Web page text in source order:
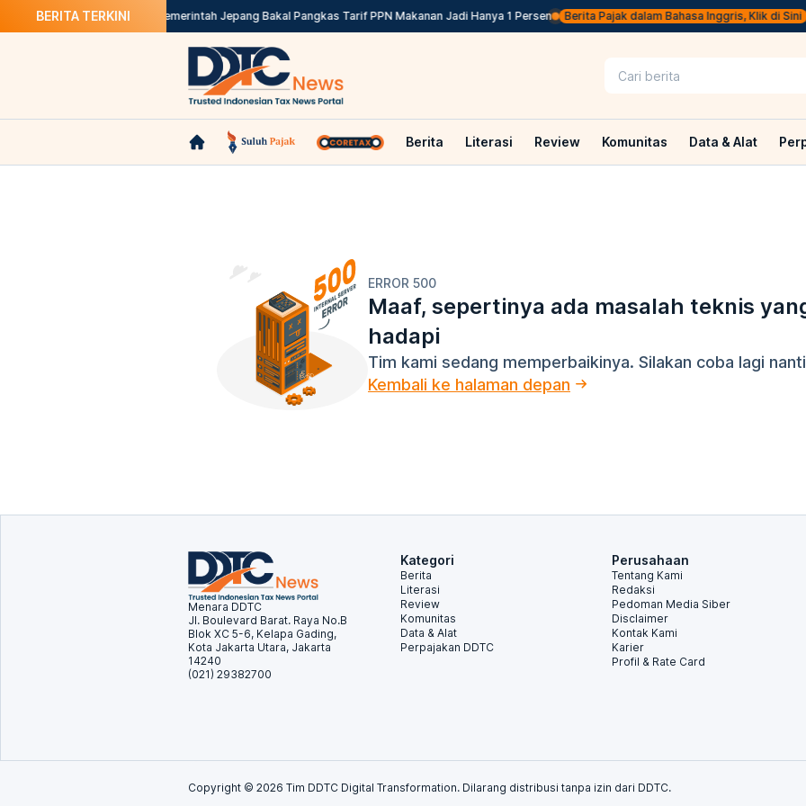
BERITA TERKINI
Pemungut PPh 22 Pemerintah Jepang Bakal Pangkas Tarif PPN Makanan Jadi Hanya 1 Persen Berita Pajak dalam Bahasa Inggris, Klik di Sini
Berita Literasi Review Komunitas Data & Alat
ERROR 500
Maaf, sepertinya ada masalah teknis
hadapi
Tim kami sedang memperbaikinya. Silakan coba lagi
Kembali ke halaman depan
Menara DDTC
Jl. Boulevard Barat. Raya No.B
Blok XC 5-6, Kelapa Gading,
Kota Jakarta Utara, Jakarta
14240
(021) 29382700
Kategori
Berita
Literasi
Review
Komunitas
Data & Alat
Perpajakan DDTC
Perusahaan
Tentang Kami
Redaksi
Pedoman Media Siber
Disclaimer
Kontak Kami
Karier
Profil & Rate Card
Copyright © 2026 Tim DDTC Digital Transformation. Dilarang distribusi tanpa izin dari DDTC.